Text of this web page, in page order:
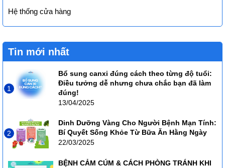
Hệ thống cửa hàng
Tin mới nhất
1
Bổ sung canxi đúng cách theo từng độ tuổi:
Điều tưởng dễ nhưng chưa chắc bạn đã làm
đúng!
13/04/2025
2
Dinh Dưỡng Vàng Cho Người Bệnh Mạn Tính:
Bí Quyết Sống Khỏe Từ Bữa Ăn Hằng Ngày
22/03/2025
BỆNH CẢM CÚM & CÁCH PHÒNG TRÁNH KHI